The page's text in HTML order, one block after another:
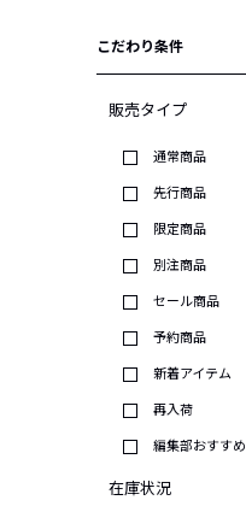
こだわり条件
販売タイプ
通常商品
先行商品
限定商品
別注商品
セール商品
予約商品
新着アイテム
再入荷
編集部おすすめ
在庫状況